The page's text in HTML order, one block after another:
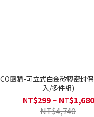
CO團購-可立式白金矽膠密封
入/多件組)
NT$299 ~ NT$1,680
NT$4,740